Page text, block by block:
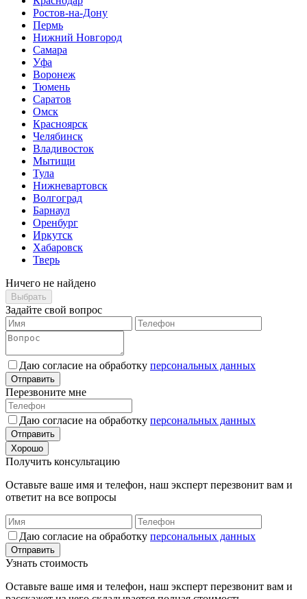
Ростов-на-Дону
Пермь
Нижний Новгород
Самара
Уфа
Воронеж
Тюмень
Саратов
Омск
Красноярск
Челябинск
Владивосток
Мытищи
Тула
Нижневартовск
Волгоград
Барнаул
Оренбург
Иркутск
Хабаровск
Тверь
Ничего не найдено
Выбрать
Задайте свой вопрос
Даю согласие на обработку персональных данных
Отправить
Перезвоните мне
Даю согласие на обработку персональных данных
Отправить
Хорошо
Получить консультацию
Оставьте ваше имя и телефон, наш эксперт перезвонит вам и
ответит на все вопросы
Даю согласие на обработку персональных данных
Отправить
Узнать стоимость
Оставьте ваше имя и телефон, наш эксперт перезвонит вам и